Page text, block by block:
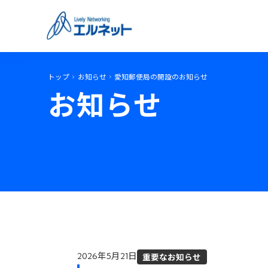
トップ お知らせ 愛知郵便局の開設のお知らせ
お知らせ
2026年5月21日 重要なお知らせ